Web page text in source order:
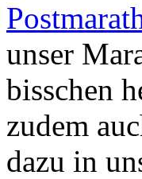
unser
bisschen
zudem
dazu in